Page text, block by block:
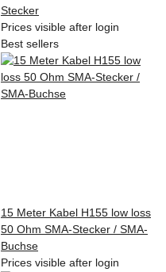
Stecker
Prices visible after login
Best sellers
15 Meter Kabel H155 low loss
50 Ohm SMA-Stecker / SMA-
Buchse
Prices visible after login